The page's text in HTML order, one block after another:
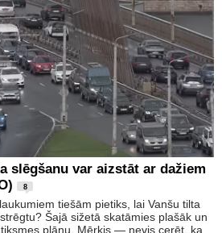
slēgšanu var aizstāt ar dažiem
8
tiešām pietiks, lai Vanšu tilta
Šajā sižetā skatāmies plašāk un
plānu. Mērķis — nevis cerēt, ka